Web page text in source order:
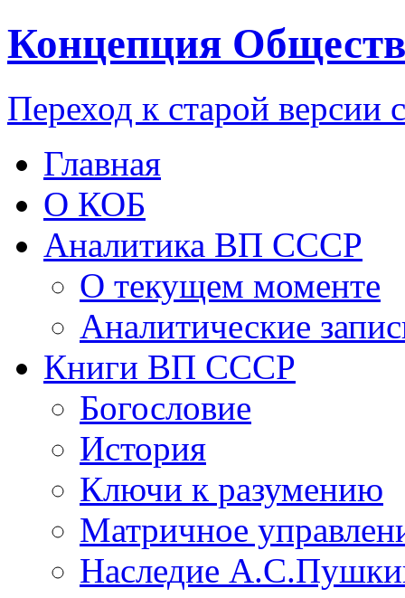
Концепция
Переход к старой версии
Главная
О КОБ
Аналитика ВП СССР
О текущем моменте
Аналитические
Книги ВП СССР
Богословие
История
Ключи к разумению
Матричное
Наследие